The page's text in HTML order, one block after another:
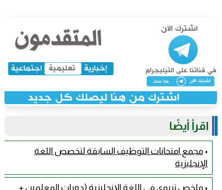
اقرأ أيضًا
مجمع امتحانات التوظيف السابقة لتخصص اللغة
الإنجليزية
ملخص تربوي في اللغة الإنجليزية (دورات المعلمين +